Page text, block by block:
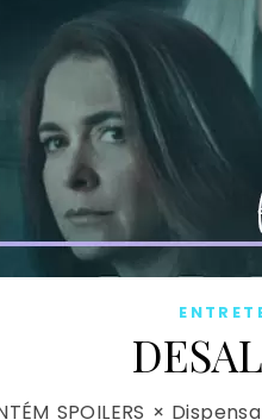
SPOILERS​ ×